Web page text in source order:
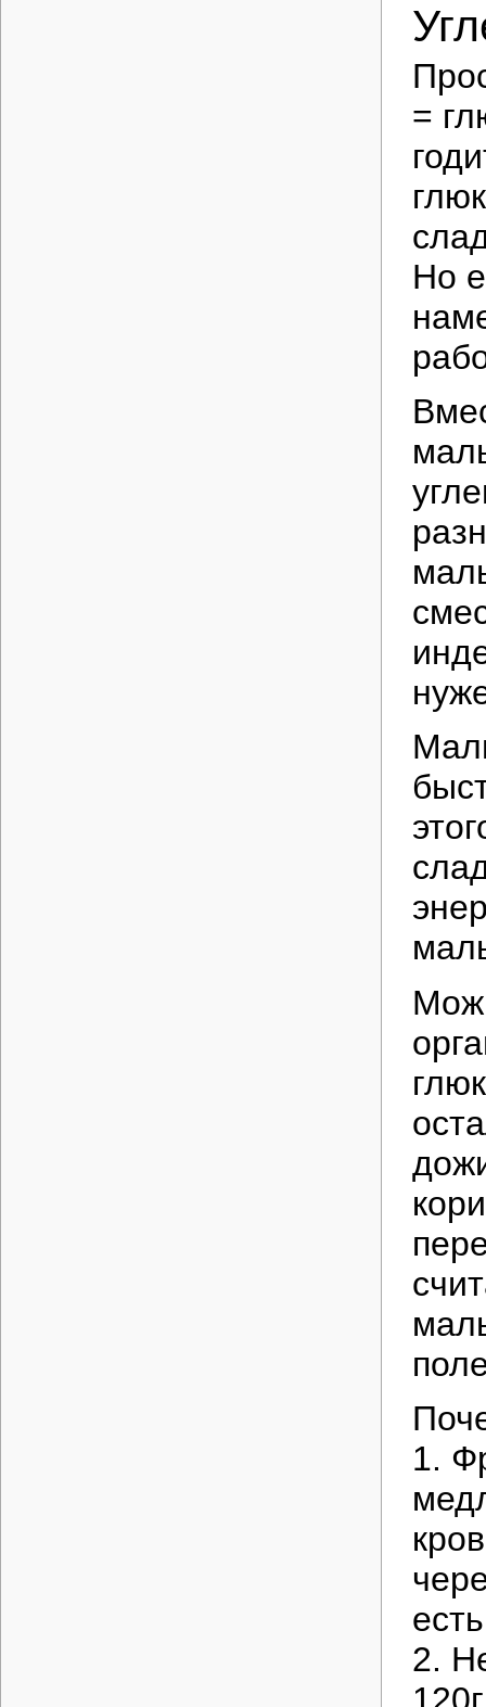
=
Но
1.
2.